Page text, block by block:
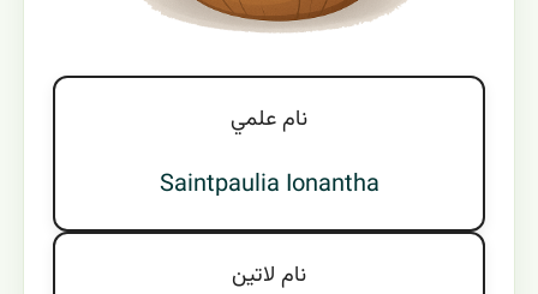
نام علمي
Saintpaulia Ionantha
نام لاتين